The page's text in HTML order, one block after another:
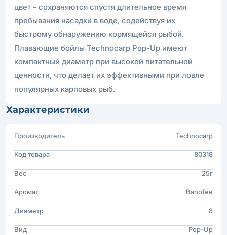
цвет - сохраняются спустя длительное время
пребывания насадки в воде, содействуя их
быстрому обнаружению кормящейся рыбой.
Плавающие бойлы Technocarp Pop-Up имеют
компактный диаметр при высокой питательной
ценности, что делает их эффективными при ловле
популярных карповых рыб.
Характеристики
Производитель Technocarp
Код товара 80318
Вес 25г
Аромат Banofee
Диаметр 8
Вид Pop-Up